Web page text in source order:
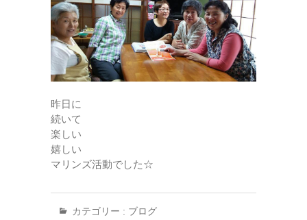
昨日に
続いて
楽しい
嬉しい
マリンズ活動でした☆
カテゴリー : ブログ